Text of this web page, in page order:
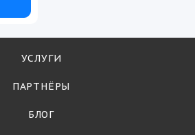
УСЛУГИ
ПАРТНЁРЫ
БЛОГ